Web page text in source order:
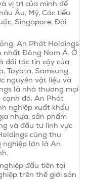
vị trí của mình để
Âu, Mỹ, Các tiểu
Singapore, Đài
An Phát Holdings
nhất Đông Nam Á. Ở
đối tác tin cậy của
Toyota, Samsung,
nguyên vật liệu và
là nhà thương mại
cạnh đó, An Phát
nghiệp xuất khẩu
nhựa, sản phẩm
và đầu tư lĩnh vực
cũng thu
nghiệp lớn là An
đầu tiên tại
trên thế giới sản